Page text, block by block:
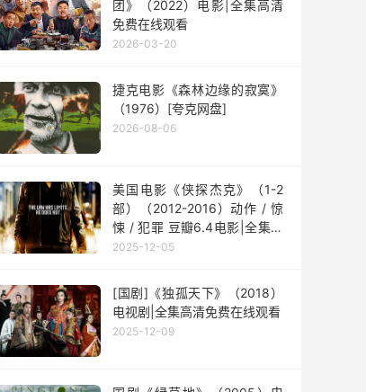
团》（2022）电影|全集高清
免费在线观看
2026-03-20
捷克电影《森林边缘的寂寞》
（1976）[夸克网盘]
2026-08-06
美国电影《侠探杰克》（1-2
部）（2012-2016）动作 / 惊
悚 / 犯罪 豆瓣6.4电影|全集高
清免费在线观看
2025-12-05
[国剧]《独孤天下》（2018）
电视剧|全集高清免费在线观看
2025-12-09